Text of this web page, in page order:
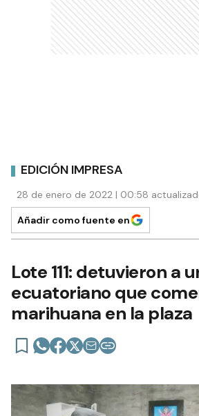
EDICIÓN IMPRESA
28 de enero de 2022 | 00:58
Añadir como fuente en
Lote 111: detuvieron a
ecuatoriano que
marihuana en la plaza